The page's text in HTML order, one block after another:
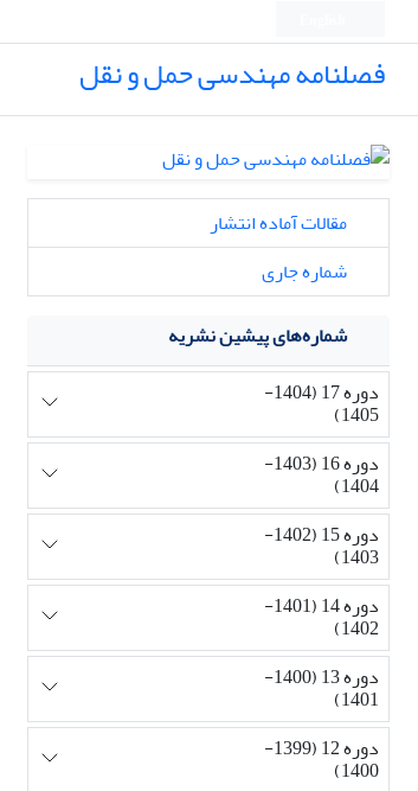
فصلنامه مهندسی حمل و نقل
مقالات آماده انتشار
شماره جاری
شماره‌های پیشین نشریه
دوره 17 (1404-
1405)
دوره 16 (1403-
1404)
دوره 15 (1402-
1403)
دوره 14 (1401-
1402)
دوره 13 (1400-
1401)
دوره 12 (1399-
1400)